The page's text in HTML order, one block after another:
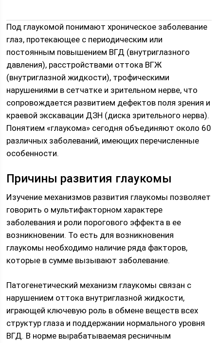
Под глаукомой понимают хроническое заболевание
глаз, протекающее с периодическим или
постоянным повышением ВГД (внутриглазного
давления), расстройствами оттока ВГЖ
(внутриглазной жидкости), трофическими
нарушениями в сетчатке и зрительном нерве, что
сопровождается развитием дефектов поля зрения и
краевой экскавации ДЗН (диска зрительного нерва).
Понятием «глаукома» сегодня объединяют около 60
различных заболеваний, имеющих перечисленные
особенности.
Причины развития глаукомы
Изучение механизмов развития глаукомы позволяет
говорить о мультифакторном характере
заболевания и роли порогового эффекта в ее
возникновении. То есть для возникновения
глаукомы необходимо наличие ряда факторов,
которые в сумме вызывают заболевание.
Патогенетический механизм глаукомы связан с
нарушением оттока внутриглазной жидкости,
играющей ключевую роль в обмене веществ всех
структур глаза и поддержании нормального уровня
ВГД. В норме вырабатываемая ресничным